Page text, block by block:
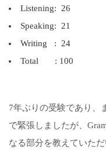
Listening: 26
Speaking: 21
Writing : 24
Total : 100
7年ぶりの受験であり、
で緊張しましたが、
なる部分を教えていた